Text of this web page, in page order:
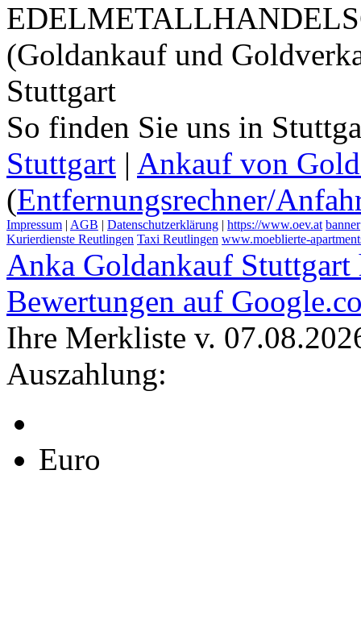
(Goldankauf und
Stuttgart
So finden Sie uns in
Stuttgart | Ankauf von
(Entfernungsrechner/
Impressum | AGB | Datenschutzerklärung | https://www.oev.at banner
Kurierdienste Reutlingen Taxi Reutlingen www.moeblierte-
Anka Goldankauf Stuttgart
Bewertungen auf
Ihre Merkliste v.
Auszahlung:
Euro